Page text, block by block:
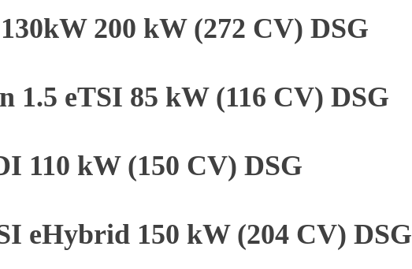
200 kW (272 CV) DSG
1.5 eTSI 85 kW (116 CV) DSG
110 kW (150 CV) DSG
eHybrid 150 kW (204 CV) DSG